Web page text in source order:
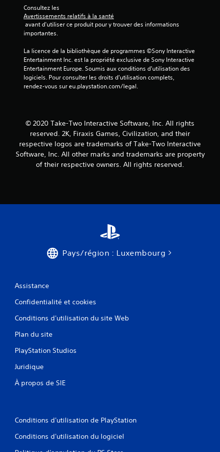
v
i
s
Consultez les
Avertissements relatifs à la santé
importantes.
La licence de la bibliothèque de programmes ©Sony Interactive
Entertainment Inc. est la propriété exclusive de Sony Interactive
Entertainment Europe. Soumis aux conditions d’utilisation des
logiciels. Pour consulter les droits d’utilisation complets,
rendez-vous sur eu.playstation.com/legal.
© 2020 Take-Two Interactive Software, Inc. All rights
reserved. 2K, Firaxis Games, Civilization, and their
respective logos are trademarks of Take-Two Interactive
Software, Inc. All other marks and trademarks are property
of their respective owners. All rights reserved.
Pays/région : Luxembourg
Assistance
Confidentialité et cookies
Conditions d'utilisation du site Web
Plan du site
PlayStation Studios
Juridique
À propos de SIE
Conditions d'utilisation de PlayStation
Conditions d'utilisation du logiciel